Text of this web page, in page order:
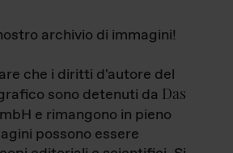
archivio di immagini!
che i diritti d'autore del
sono detenuti da Das
e rimangono in pieno
possono essere